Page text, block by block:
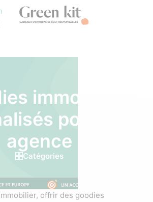
immobilier
pour votre
agence
Catégories
offrir des goodies